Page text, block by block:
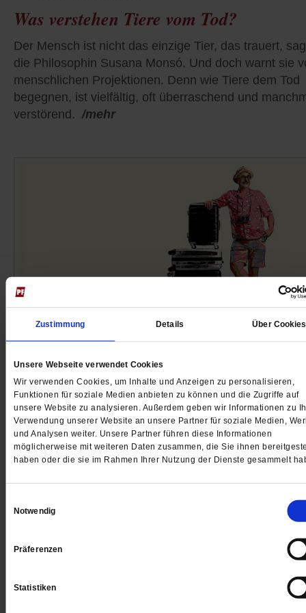
Zustimmung Details Über Cookies
Unsere Webseite verwendet Cookies
Wir verwenden Cookies, um Inhalte und Anzeigen zu personalisieren,
Funktionen für soziale Medien anbieten zu können und die Zugriffe auf
unsere Website zu analysieren. Außerdem geben wir Informationen zu
Verwendung unserer Website an unsere Partner für soziale Medien,
und Analysen weiter. Unsere Partner führen diese Informationen
möglicherweise mit weiteren Daten zusammen, die Sie ihnen
haben oder die sie im Rahmen Ihrer Nutzung der Dienste gesammelt
Notwendig
Präferenzen
Statistiken
Was verstehen Tiere vom Tod?
Der Mensch ist nicht das einzige Tier, das trauert,
die Philosophin Susana Monsó. Und doch warnt sie
menschlichen Projektionen. Denn wie Tiere dem Tod
begegnen, ist vielfältig, oft überraschend und
verstörend. /mehr
Kolumne
Weitergehen!
Es gibt Menschen, die bleiben am Ende der
einfach stehen. Ganz egal wie viele Menschen hinter
ihnen sind. Kolumnist Fabian Vogt verzweifelt an
Mitmenschen – bis zu jener Begegnung mit der
Zwillingsmutter. /mehr
»Noch haben wir es in der Hand«
aus der Corona-Krise auf die Klimakrise übertragen?
Kieler Klimaforscher Mojib Latif hält dies für möglich